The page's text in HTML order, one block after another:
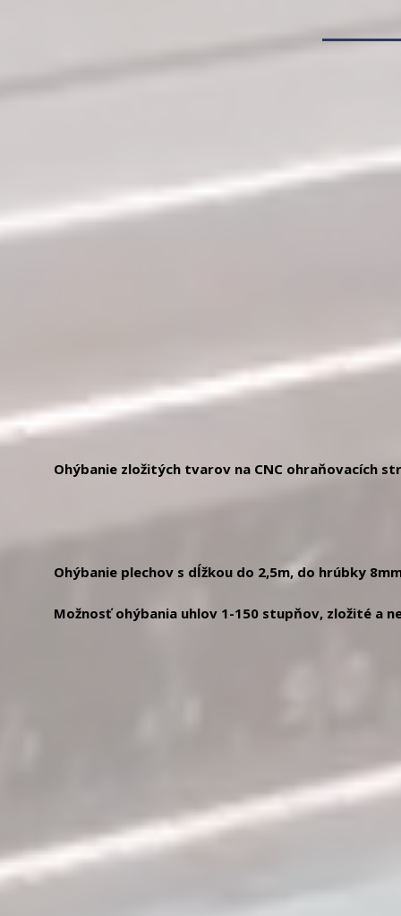
Ohýbanie zložitých tvarov na CNC ohraňovacích
Ohýbanie plechov s dĺžkou do 2,5m, do hrúbky
Možnosť ohýbania uhlov 1-150 stupňov, zložité a